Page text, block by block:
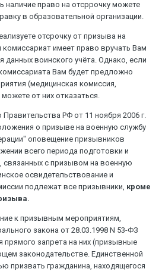
наличие право на отсррочку можете
в образовательной организации.
отсрочку от призыва на
имеет право вручать Вам
данных воинского учёта. Однако, если
Вам будет предложно
(медицинская комиссия,
от них отказаться.
РФ от 11 ноября 2006 г.
о призыве на военную службу
оповещение призывников
всего периода подготовки и
связанных с призывом на военную
освидетельствование и
подлежат все призывники, кроме
к призывным мероприятиям,
закона от 28.03.1998 N 53-ФЗ
прямого запрета на них (призывные
законодательстве. Единственной
призвать гражданина, находящегося